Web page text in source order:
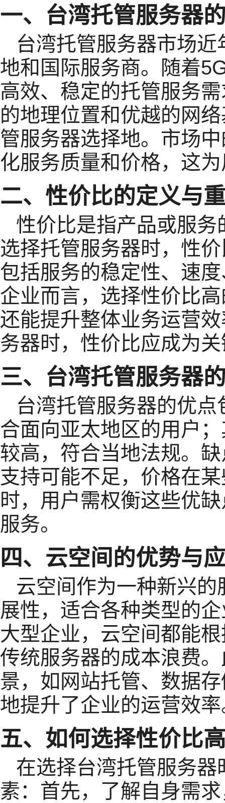
一、台湾托管服务器
台湾托管服务器市场
地和国际服务商。随着
高效、稳定的托管服务
的地理位置和优越的网
管服务器选择地。市场
化服务质量和价格，这
二、性价比的定义与
性价比是指产品或服
选择托管服务器时，性
包括服务的稳定性、速
企业而言，选择性价比
还能提升整体业务运营
务器时，性价比应成为
三、台湾托管服务器
台湾托管服务器的优
合面向亚太地区的用户
较高，符合当地法规。
支持可能不足，价格在
时，用户需权衡这些优
服务。
四、云空间的优势与
云空间作为一种新兴
展性，适合各种类型的
大型企业，云空间都能
传统服务器的成本浪费
景，如网站托管、数据
地提升了企业的运营效
五、如何选择性价比
在选择台湾托管服务
素：首先，了解自身需